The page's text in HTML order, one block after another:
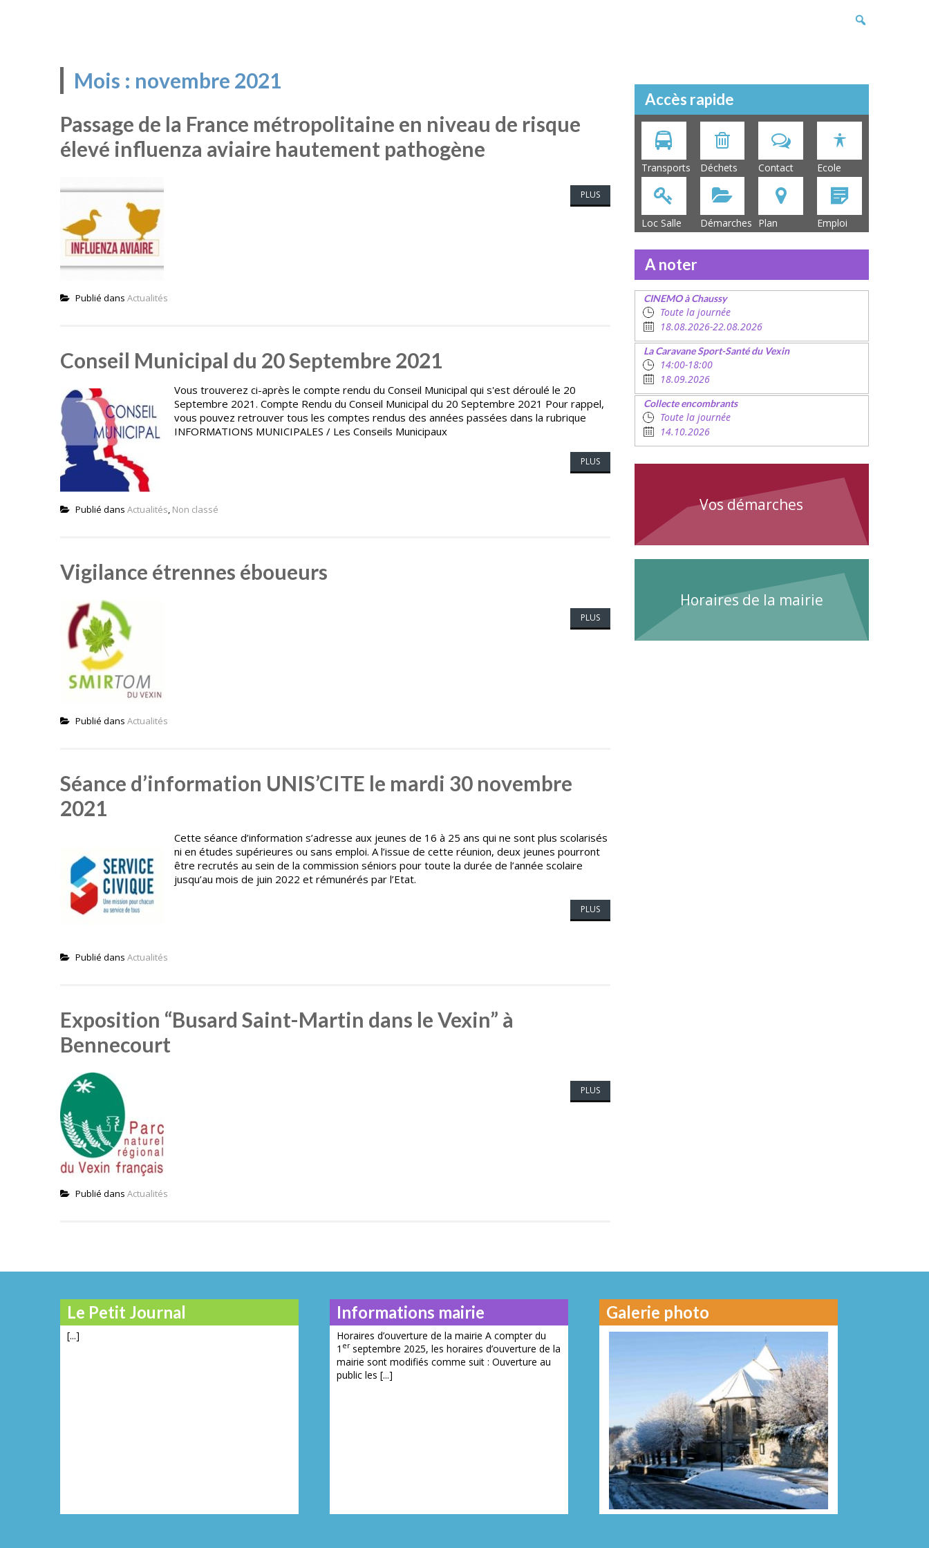
Mois : novembre 2021
Passage de la France métropolitaine en niveau de risque
élevé influenza aviaire hautement pathogène
PLUS
Publié dans Actualités
Conseil Municipal du 20 Septembre 2021
Vous trouverez ci-après le compte rendu du Conseil Municipal qui s'est déroulé le 20
Septembre 2021. Compte Rendu du Conseil Municipal du 20 Septembre 2021 Pour rappel,
vous pouvez retrouver tous les comptes rendus des années passées dans la rubrique
INFORMATIONS MUNICIPALES / Les Conseils Municipaux
PLUS
Publié dans Actualités, Non classé
Vigilance étrennes éboueurs
PLUS
Publié dans Actualités
Séance d’information UNIS’CITE le mardi 30 novembre
2021
Cette séance d’information s’adresse aux jeunes de 16 à 25 ans qui ne sont plus scolarisés
ni en études supérieures ou sans emploi. A l’issue de cette réunion, deux jeunes pourront
être recrutés au sein de la commission séniors pour toute la durée de l’année scolaire
jusqu’au mois de juin 2022 et rémunérés par l’Etat.
PLUS
Publié dans Actualités
Exposition “Busard Saint-Martin dans le Vexin” à
Bennecourt
PLUS
Publié dans Actualités
Accès rapide
Transports Déchets Contact Ecole
Loc Salle Démarches Plan Emploi
A noter
CINEMO à Chaussy
Toute la journée
18.08.2026-22.08.2026
La Caravane Sport-Santé du Vexin
14:00-18:00
18.09.2026
Collecte encombrants
Toute la journée
14.10.2026
Vos démarches
Horaires de la mairie
Le Petit Journal
[...]
Informations mairie
Horaires d’ouverture de la mairie A compter du
1 erseptembre 2025, les horaires d’ouverture de la
mairie sont modifiés comme suit : Ouverture au
public les [...]
Galerie photo